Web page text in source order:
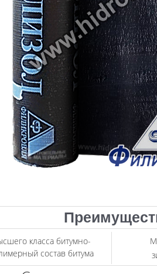
класса битумно-
состав битума